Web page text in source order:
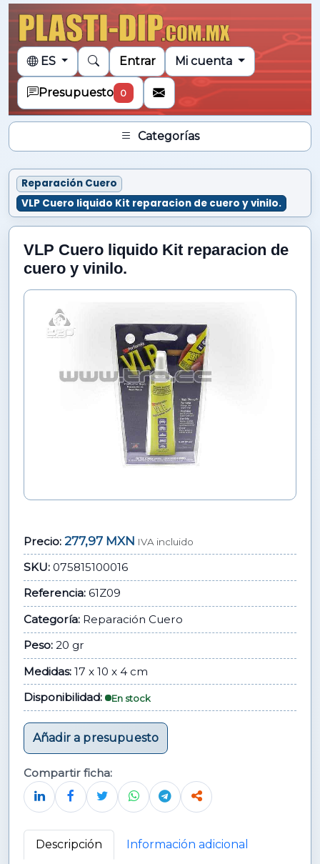
ES Entrar Mi cuenta
Presupuesto 0
Categorías
Reparación Cuero
VLP Cuero liquido Kit reparacion de cuero y vinilo.
VLP Cuero liquido Kit reparacion de
cuero y vinilo.
Precio: 277,97 MXN IVA incluido
SKU: 075815100016
Referencia: 61Z09
Categoría: Reparación Cuero
Peso: 20 gr
Medidas: 17 x 10 x 4 cm
Disponibilidad:
En stock
Añadir a presupuesto
Compartir ficha:
Descripción Información adicional